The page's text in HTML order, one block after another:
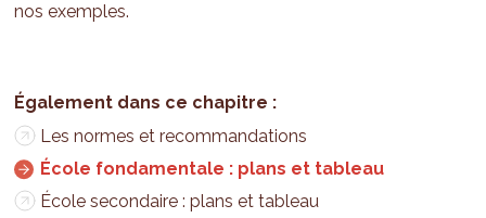
nos exemples.
Les normes et recommandations
École fondamentale : plans et tableau
École secondaire : plans et tableau